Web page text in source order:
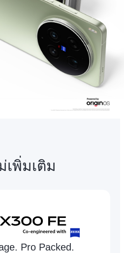
พิ่มเติม
Pro Packed.